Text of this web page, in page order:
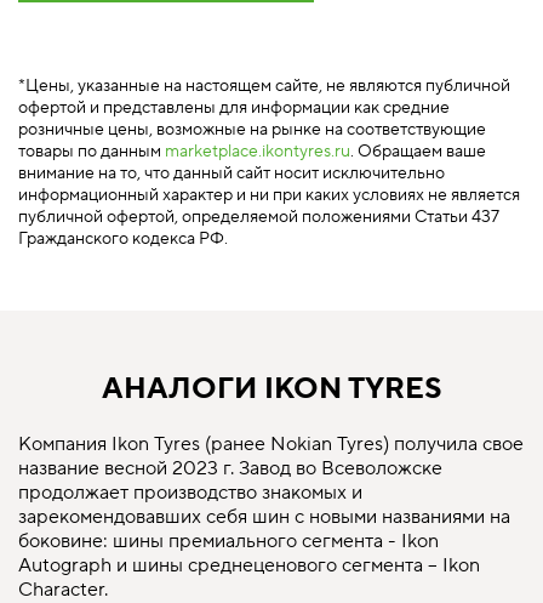
*Цены, указанные на настоящем сайте, не являются публичной
офертой и представлены для информации как средние
розничные цены, возможные на рынке на соответствующие
товары по данным marketplace.ikontyres.ru. Обращаем ваше
внимание на то, что данный сайт носит исключительно
информационный характер и ни при каких условиях не является
публичной офертой, определяемой положениями Статьи 437
Гражданского кодекса РФ.
АНАЛОГИ IKON TYRES
Компания Ikon Tyres (ранее Nokian Tyres) получила свое
название весной 2023 г. Завод во Всеволожске
продолжает производство знакомых и
зарекомендовавших себя шин с новыми названиями на
боковине: шины премиального сегмента - Ikon
Autograph и шины среднеценового сегмента – Ikon
Character.